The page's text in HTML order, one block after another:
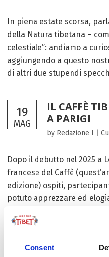
Consent
In piena estate scorsa,
della Natura tibetana –
celestiale”: andiamo a
aggiungendo a questo
di altri due stupendi
19
MAG
IL CAFFÈ
A PARIGI
by Redazione I
Dopo il debutto nel 2025 a
francese del Caffè
edizione) ospiti,
potuto apprezzare ed
2018, che...